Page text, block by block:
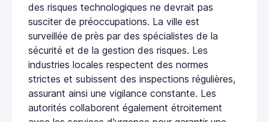
des risques technologiques ne devrait pas
susciter de préoccupations. La ville est
surveillée de près par des spécialistes de la
sécurité et de la gestion des risques. Les
industries locales respectent des normes
strictes et subissent des inspections régulières,
assurant ainsi une vigilance constante. Les
autorités collaborent également étroitement